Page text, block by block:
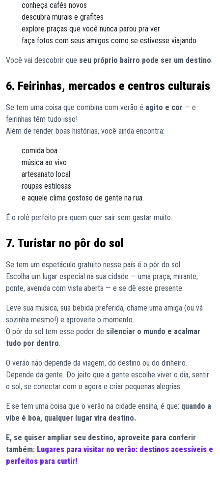
conheça cafés novos
descubra murais e grafites
explore praças que você nunca parou pra ver
faça fotos com seus amigos como se estivesse viajando.
Você vai descobrir que seu próprio bairro pode ser um destino.
6. Feirinhas, mercados e centros culturais
Se tem uma coisa que combina com verão é agito e cor — e
feirinhas têm tudo isso!
Além de render boas histórias, você ainda encontra:
comida boa
música ao vivo
artesanato local
roupas estilosas
e aquele clima gostoso de gente na rua.
É o rolê perfeito pra quem quer sair sem gastar muito.
7. Turistar no pôr do sol
Se tem um espetáculo gratuito nesse país é o pôr do sol.
Escolha um lugar especial na sua cidade — uma praça, mirante,
ponte, avenida com vista aberta — e se dê esse presente.
Leve sua música, sua bebida preferida, chame uma amiga (ou vá
sozinha mesmo!) e aproveite o momento.
O pôr do sol tem esse poder de silenciar o mundo e acalmar
tudo por dentro.
O verão não depende da viagem, do destino ou do dinheiro.
Depende da gente. Do jeito que a gente escolhe viver o dia, sentir
o sol, se conectar com o agora e criar pequenas alegrias.
E se tem uma coisa que o verão na cidade ensina, é que: quando a
vibe é boa, qualquer lugar vira destino.
E, se quiser ampliar seu destino, aproveite para conferir
também: Lugares para visitar no verão: destinos acessíveis e
perfeitos para curtir!